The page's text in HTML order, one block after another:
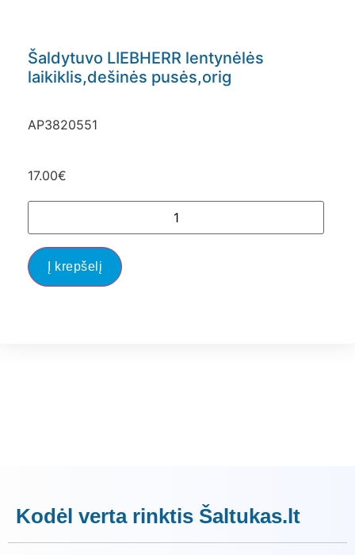
Šaldytuvo LIEBHERR lentynėlės
laikiklis,dešinės pusės,orig
AP3820551
17.00€
Į krepšelį
Kodėl verta rinktis Šaltukas.lt